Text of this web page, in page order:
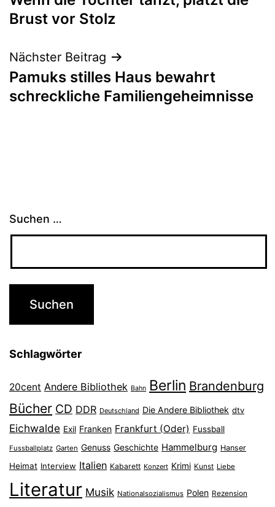
Brust vor Stolz
Nächster Beitrag
Pamuks stilles Haus bewahrt
schreckliche Familiengeheimnisse
Suchen …
Schlagwörter
20cent Andere Bibliothek Bahn Berlin Brandenburg
Bücher CD DDR Deutschland Die Andere Bibliothek dtv
Eichwalde Exil Franken Frankfurt (Oder) Fussball
Fussballplatz Garten Genuss Geschichte Hammelburg Hanser
Heimat Interview Italien Kabarett Konzert Krimi Kunst Liebe
Literatur Musik Nationalsozialismus Polen Rezension